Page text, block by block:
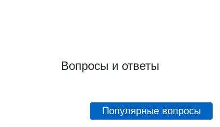
Вопросы и ответы
Популярные вопросы